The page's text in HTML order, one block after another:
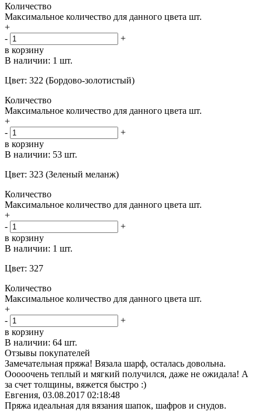
Количество
Максимальное количество для данного цвета шт.
+
-
+
в корзину
В наличии: 1 шт.
Цвет: 322 (Бордово-золотистый)
Количество
Максимальное количество для данного цвета шт.
+
-
+
в корзину
В наличии: 53 шт.
Цвет: 323 (Зеленый меланж)
Количество
Максимальное количество для данного цвета шт.
+
-
+
в корзину
В наличии: 1 шт.
Цвет: 327
Количество
Максимальное количество для данного цвета шт.
+
-
+
в корзину
В наличии: 64 шт.
Отзывы покупателей
Замечательная пряжа! Вязала шарф, осталась довольна.
Ооооочень теплый и мягкий получился, даже не ожидала! А
за счет толщины, вяжется быстро :)
Евгения, 03.08.2017 02:18:48
Пряжа идеальная для вязания шапок, шафров и снудов.